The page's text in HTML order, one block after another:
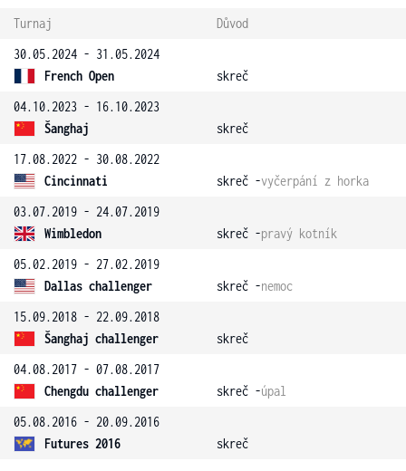
Turnaj
Důvod
30.05.2024 - 31.05.2024
French Open
skreč
04.10.2023 - 16.10.2023
Šanghaj
skreč
17.08.2022 - 30.08.2022
Cincinnati
skreč -vyčerpání z horka
03.07.2019 - 24.07.2019
Wimbledon
skreč -pravý kotník
05.02.2019 - 27.02.2019
Dallas challenger
skreč -nemoc
15.09.2018 - 22.09.2018
Šanghaj challenger
skreč
04.08.2017 - 07.08.2017
Chengdu challenger
skreč -úpal
05.08.2016 - 20.09.2016
Futures 2016
skreč